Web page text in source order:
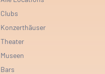
Clubs
Konzerthäuser
Theater
Museen
Bars